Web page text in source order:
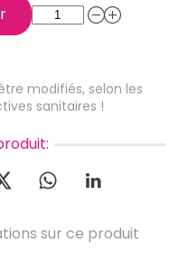
modifiés, selon les
sanitaires !
sur ce produit